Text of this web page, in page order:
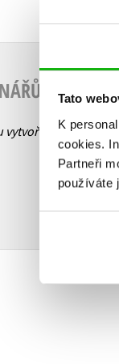
Tato
K
cookies.
Partneři
používáte
vytvořena žádná